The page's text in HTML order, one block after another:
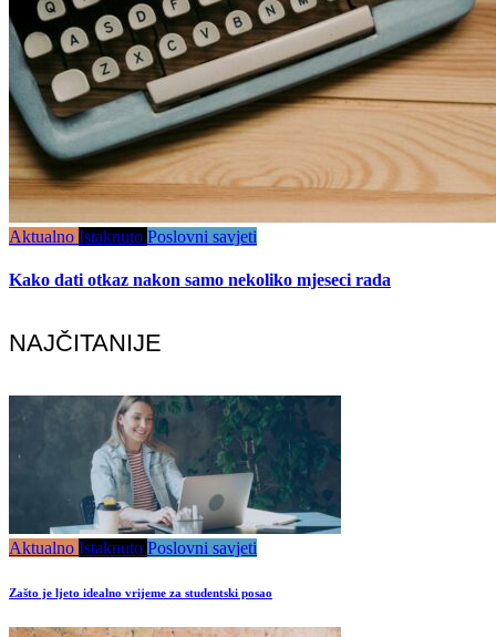
Aktualno Istaknuto Poslovni savjeti
Kako dati otkaz nakon samo nekoliko mjeseci rada
NAJČITANIJE
Aktualno Istaknuto Poslovni savjeti
Zašto je ljeto idealno vrijeme za studentski posao